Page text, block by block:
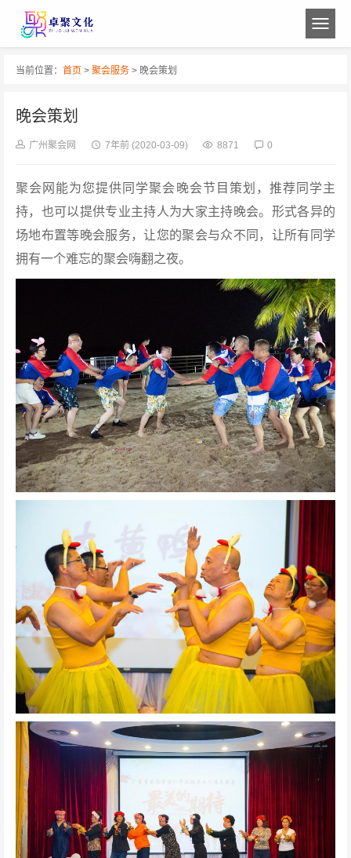
当前位置： 首页 > 聚会服务 > 晚会策划
晚会策划
广州聚会网 7年前 (2020-03-09) 8871 0
聚会网能为您提供同学聚会晚会节目策划，推荐同学主
持，也可以提供专业主持人为大家主持晚会。形式各异的
场地布置等晚会服务，让您的聚会与众不同，让所有同学
拥有一个难忘的聚会嗨翻之夜。